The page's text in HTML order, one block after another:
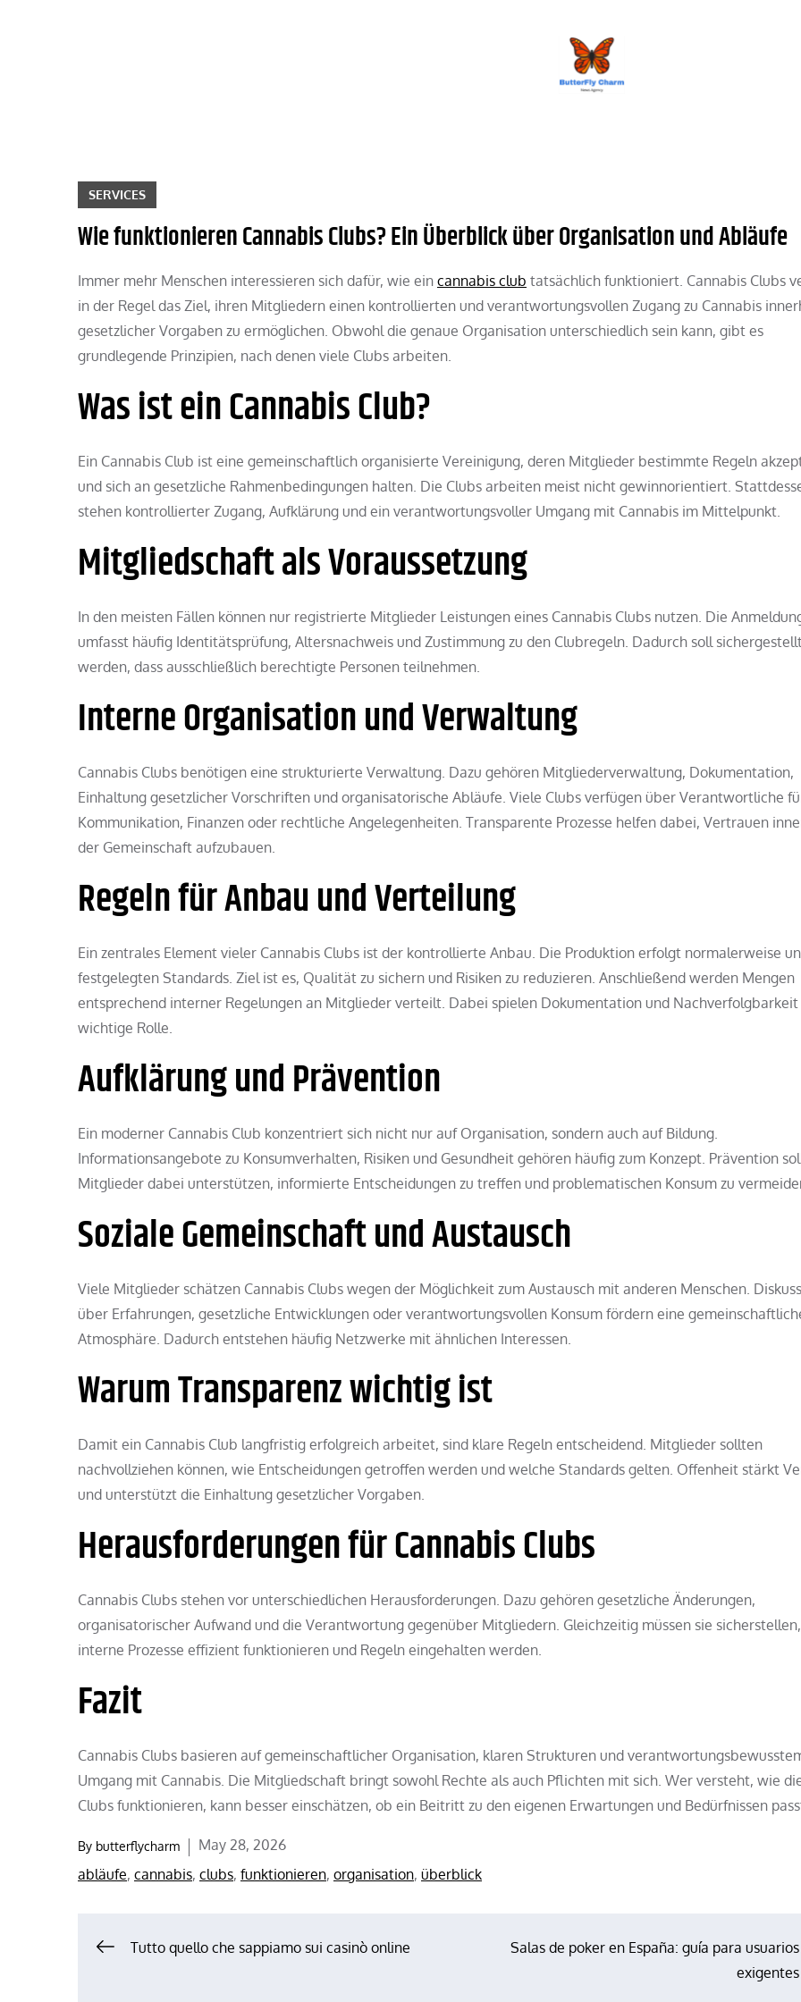
SERVICES
Wie funktionieren Cannabis Clubs? Ein Überblick über Organisation und Abläufe
Immer mehr Menschen interessieren sich dafür, wie ein cannabis club tatsächlich funktioniert. Cannabis Clubs
in der Regel das Ziel, ihren Mitgliedern einen kontrollierten und verantwortungsvollen Zugang zu Cannabis
gesetzlicher Vorgaben zu ermöglichen. Obwohl die genaue Organisation unterschiedlich sein kann, gibt es
grundlegende Prinzipien, nach denen viele Clubs arbeiten.
Was ist ein Cannabis Club?
Ein Cannabis Club ist eine gemeinschaftlich organisierte Vereinigung, deren Mitglieder bestimmte Regeln
und sich an gesetzliche Rahmenbedingungen halten. Die Clubs arbeiten meist nicht gewinnorientiert.
stehen kontrollierter Zugang, Aufklärung und ein verantwortungsvoller Umgang mit Cannabis im Mittelpunkt.
Mitgliedschaft als Voraussetzung
In den meisten Fällen können nur registrierte Mitglieder Leistungen eines Cannabis Clubs nutzen. Die
umfasst häufig Identitätsprüfung, Altersnachweis und Zustimmung zu den Clubregeln. Dadurch soll
werden, dass ausschließlich berechtigte Personen teilnehmen.
Interne Organisation und Verwaltung
Cannabis Clubs benötigen eine strukturierte Verwaltung. Dazu gehören Mitgliederverwaltung, Dokumentation,
Einhaltung gesetzlicher Vorschriften und organisatorische Abläufe. Viele Clubs verfügen über Verantwortliche
Kommunikation, Finanzen oder rechtliche Angelegenheiten. Transparente Prozesse helfen dabei, Vertrauen
der Gemeinschaft aufzubauen.
Regeln für Anbau und Verteilung
Ein zentrales Element vieler Cannabis Clubs ist der kontrollierte Anbau. Die Produktion erfolgt normalerweise
festgelegten Standards. Ziel ist es, Qualität zu sichern und Risiken zu reduzieren. Anschließend werden Mengen
entsprechend interner Regelungen an Mitglieder verteilt. Dabei spielen Dokumentation und Nachverfolgbarkeit
wichtige Rolle.
Aufklärung und Prävention
Ein moderner Cannabis Club konzentriert sich nicht nur auf Organisation, sondern auch auf Bildung.
Informationsangebote zu Konsumverhalten, Risiken und Gesundheit gehören häufig zum Konzept. Prävention
Mitglieder dabei unterstützen, informierte Entscheidungen zu treffen und problematischen Konsum zu
Soziale Gemeinschaft und Austausch
Viele Mitglieder schätzen Cannabis Clubs wegen der Möglichkeit zum Austausch mit anderen Menschen.
über Erfahrungen, gesetzliche Entwicklungen oder verantwortungsvollen Konsum fördern eine
Atmosphäre. Dadurch entstehen häufig Netzwerke mit ähnlichen Interessen.
Warum Transparenz wichtig ist
Damit ein Cannabis Club langfristig erfolgreich arbeitet, sind klare Regeln entscheidend. Mitglieder sollten
nachvollziehen können, wie Entscheidungen getroffen werden und welche Standards gelten. Offenheit stärkt
und unterstützt die Einhaltung gesetzlicher Vorgaben.
Herausforderungen für Cannabis Clubs
Cannabis Clubs stehen vor unterschiedlichen Herausforderungen. Dazu gehören gesetzliche Änderungen,
organisatorischer Aufwand und die Verantwortung gegenüber Mitgliedern. Gleichzeitig müssen sie
interne Prozesse effizient funktionieren und Regeln eingehalten werden.
Fazit
Cannabis Clubs basieren auf gemeinschaftlicher Organisation, klaren Strukturen und
Umgang mit Cannabis. Die Mitgliedschaft bringt sowohl Rechte als auch Pflichten mit sich. Wer versteht, wie
Clubs funktionieren, kann besser einschätzen, ob ein Beitritt zu den eigenen Erwartungen und Bedürfnissen
By butterflycharm
Posted
on
May 28, 2026
abläufe, cannabis, clubs, funktionieren, organisation, überblick
PostTutto quello che sappiamo sui casinò online
Salas de poker en España: guía para usuarios
exigentes